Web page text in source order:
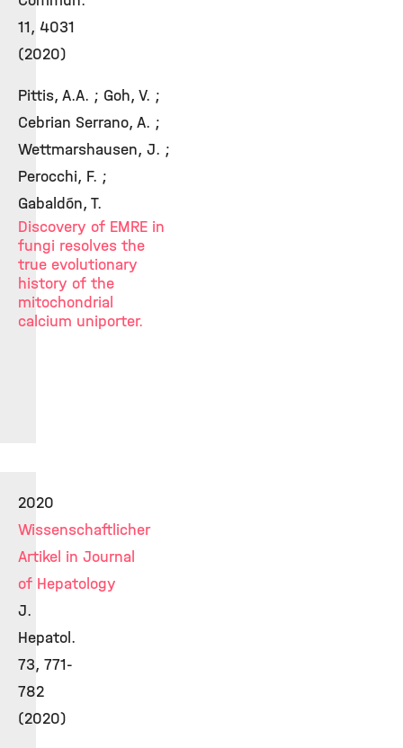
11, 4031
(2020)
Pittis, A.A. ; Goh, V. ;
Cebrian Serrano, A. ;
Wettmarshausen, J. ;
Perocchi, F. ;
Gabaldón, T.
Discovery of EMRE in
fungi resolves the
true evolutionary
history of the
mitochondrial
calcium uniporter.
2020
Wissenschaftlicher
Artikel in Journal
of Hepatology
J.
Hepatol.
73, 771-
782
(2020)